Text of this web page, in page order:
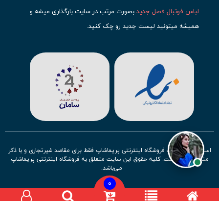
0
لباس فوتبال فصل جدیدبصورت مرتب در سایت بارگذاری میشه و
همیشه میتونید لیست جدید رو چک کنید.
حتما مشاهده کنید که قطعا برای تیم های مطرح دنیای فوتبال، تعداد
بیشتری محصول موجود میشه. این مورد شامل
لباس رئال مادرید
لباس اینتر میامی لباس منچستر سیتی
آث میلان میشه.
در ایران هملباس استقلال،لباس پرسپولیسولباس تیم ملی
ایرانتوجه زیادی بشون شده و تقریبا تمام محصولاتشون رو موجود
کردیم.
لباس فوتبال بچه گانه با توجه به استقبال نسل جدید روز به روز بصورت
کامل تر موجود میشه و تیم های بیشتری رو میتونید در این مجموعه
استفاده از مطالب فروشگاه اینترنتی پریماشاپ فقط برای مقاصد غیرتجاری و با ذکر
منبع بلامانع است. کلیه حقوق این سایت متعلق به فروشگاه اینترنتی پریماشاپ
می‌باشد.